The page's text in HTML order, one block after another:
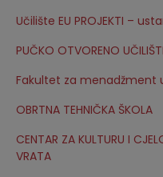
Učilište EU PROJEKTI –
PUČKO OTVORENO
Fakultet za menadžment
OBRTNA TEHNIČKA ŠKOLA
CENTAR ZA KULTURU I
VRATA